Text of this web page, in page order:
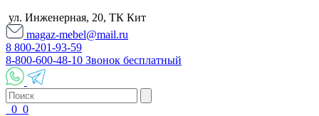
ул. Инженерная, 20, ТК Кит
magaz-mebel@mail.ru
8 800-201-93-59
8-800-600-48-10 Звонок бесплатный
0 0